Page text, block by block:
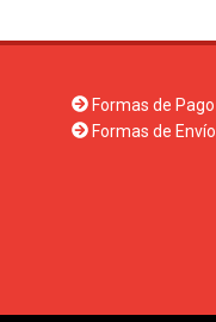
Formas de Pago
Formas de Envío